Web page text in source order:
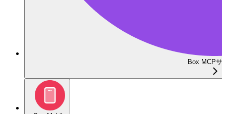
Box MCPサ